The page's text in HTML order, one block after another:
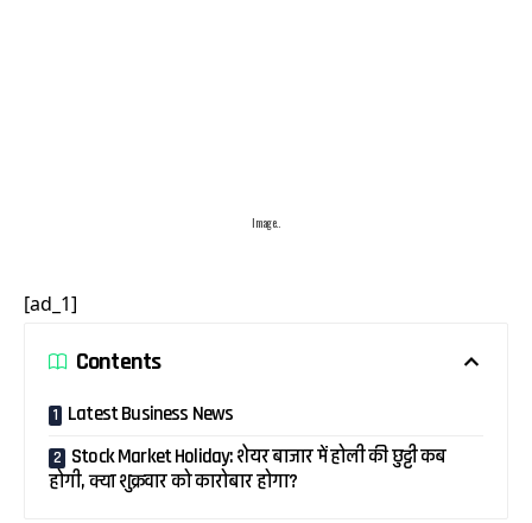
Image..
[ad_1]
Contents
Latest Business News
Stock Market Holiday: शेयर बाजार में होली की छुट्टी कब
होगी, क्या शुक्रवार को कारोबार होगा?